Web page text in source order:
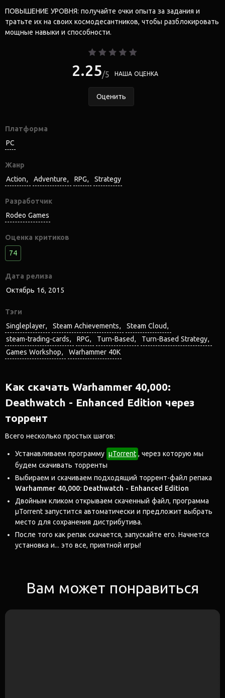
ПОВЫШЕНИЕ УРОВНЯ: получайте очки опыта за задания и
тратьте их на своих космодесантников, чтобы разблокировать
мощные навыки и способности.
2.25 5 НАША ОЦЕНКА
Оценить
Платформа
PC
Жанр
Action
Adventure RPG Strategy
Разработчик
Rodeo Games
Оценка критиков
74
Дата релиза
Октябрь 16, 2015
Тэги
Singleplayer
Steam Achievements
Steam Cloud
steam-trading-cards
RPG Turn-Based
Turn-Based Strategy
Games Workshop
Warhammer 40K
Как скачать Warhammer 40,000:
Deathwatch - Enhanced Edition через
торрент
Всего несколько простых шагов:
Устанавливаем программу μTorrent , через которую мы
будем скачивать торренты
Выбираем и скачиваем подходящий торрент-файл репака
Warhammer 40,000: Deathwatch - Enhanced Edition
Двойным кликом открываем скаченный файл, программа
μTorrent запустится автоматически и предложит выбрать
место для сохранения дистрибутива.
После того как репак скачается, запускайте его. Начнется
установка и... это все, приятной игры!
Вам может понравиться